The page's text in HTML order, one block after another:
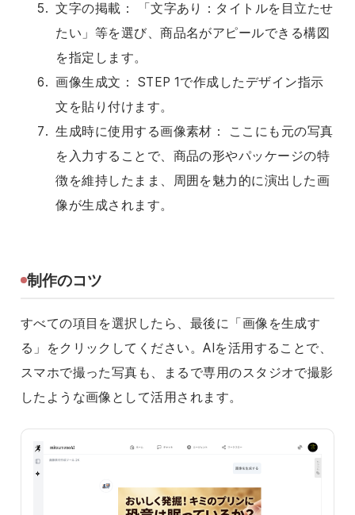
文字の掲載： 「文字あり：タイトルを目立たせ
たい」等を選び、商品名がアピールできる構図
を指定します。
画像生成文： STEP 1で作成したデザイン指示
文を貼り付けます。
生成時に使用する画像素材： ここにも元の写真
を入力することで、商品の形やパッケージの特
徴を維持したまま、周囲を魅力的に演出した画
像が生成されます。
制作のコツ
すべての項目を選択したら、最後に「画像を生成す
る」をクリックしてください。AIを活用することで、
スマホで撮った写真も、まるで専用のスタジオで撮影
したような画像として活用されます。